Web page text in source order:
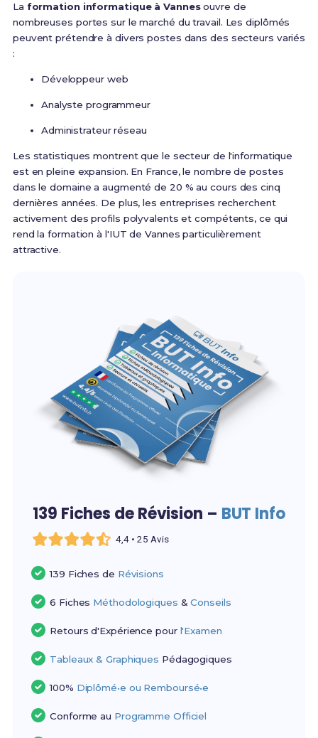
La formation informatique à Vannesouvre de
nombreuses portes sur le marché du travail. Les diplômés
peuvent prétendre à divers postes dans des secteurs variés
:
Développeur web
Analyste programmeur
Administrateur réseau
Les statistiques montrent que le secteur de l'informatique
est en pleine expansion. En France, le nombre de postes
dans le domaine a augmenté de 20 % au cours des cinq
dernières années. De plus, les entreprises recherchent
activement des profils polyvalents et compétents, ce qui
rend la formation à l'IUT de Vannes particulièrement
attractive.
139 Fiches de Révision – BUT Info
4,4 • 25 Avis
139 Fiches de Révisions
6 Fiches Méthodologiques &Conseils
Retours d'Expérience pour l'Examen
Tableaux & Graphiques Pédagogiques
100% Diplômé•e ou Remboursé•e
Conforme au Programme Officiel